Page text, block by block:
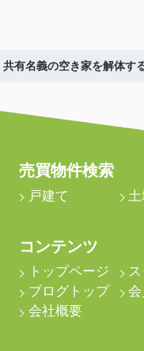
共有名義の空き家を解体す
売買物件検索
戸建て
コンテンツ
トップページ
ブログトップ
会社概要